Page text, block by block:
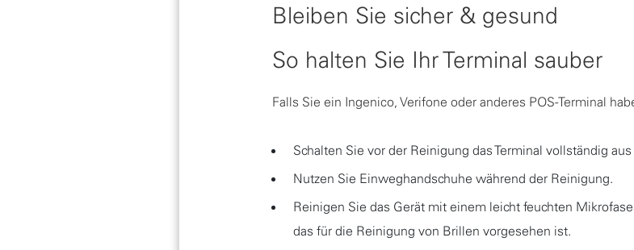
Bleiben Sie sicher & gesund
So halten Sie Ihr Terminal sauber
Falls Sie ein Ingenico, Verifone oder anderes POS-Terminal
Schalten Sie vor der Reinigung das Terminal vollständig
Nutzen Sie Einweghandschuhe während der Reinigung.
Reinigen Sie das Gerät mit einem leicht feuchten
das für die Reinigung von Brillen vorgesehen ist.